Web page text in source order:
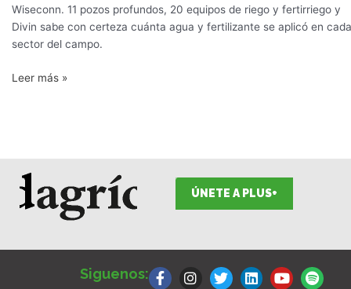
Wiseconn. 11 pozos profundos, 20 equipos de riego y fertirriego y
Divin sabe con certeza cuánta agua y fertilizante se aplicó en cada
sector del campo.
Leer más »
ÚNETE A PLUS+
Siguenos:
a
c
n
s
w
i
i
n
o
u
p
o